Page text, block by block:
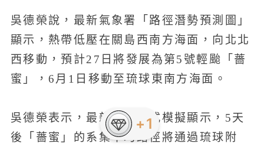
吳德榮說，最新氣象署「路徑潛勢預測圖」
顯示，熱帶低壓在關島西南方海面，向北北
西移動，預計27日將發展為第5號輕颱「薔
蜜」，6月1日移動至琉球東南方海面。
吳德榮表示，最新美國模式模擬顯示，5天
後「薔蜜」的系集平均路徑將通過琉球附